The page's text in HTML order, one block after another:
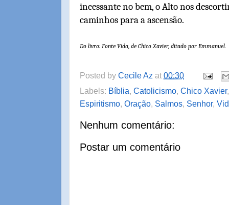
incessante no bem, o Alto nos
caminhos para a ascensão.
Do livro: Fonte Vida, de Chico Xavier, ditado por Emmanuel.
Posted by Cecile Az at 00:30
Labels: Bíblia, Catolicismo, Chico Xavier
Espiritismo, Oração, Salmos, Senhor,
Nenhum comentário:
Postar um comentário